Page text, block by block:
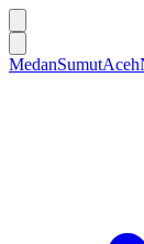
MedanSumutAceh